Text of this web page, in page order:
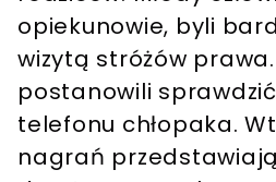
opiekunowie, byli
wizytą stróżów
postanowili
telefonu chłopaka.
nagrań